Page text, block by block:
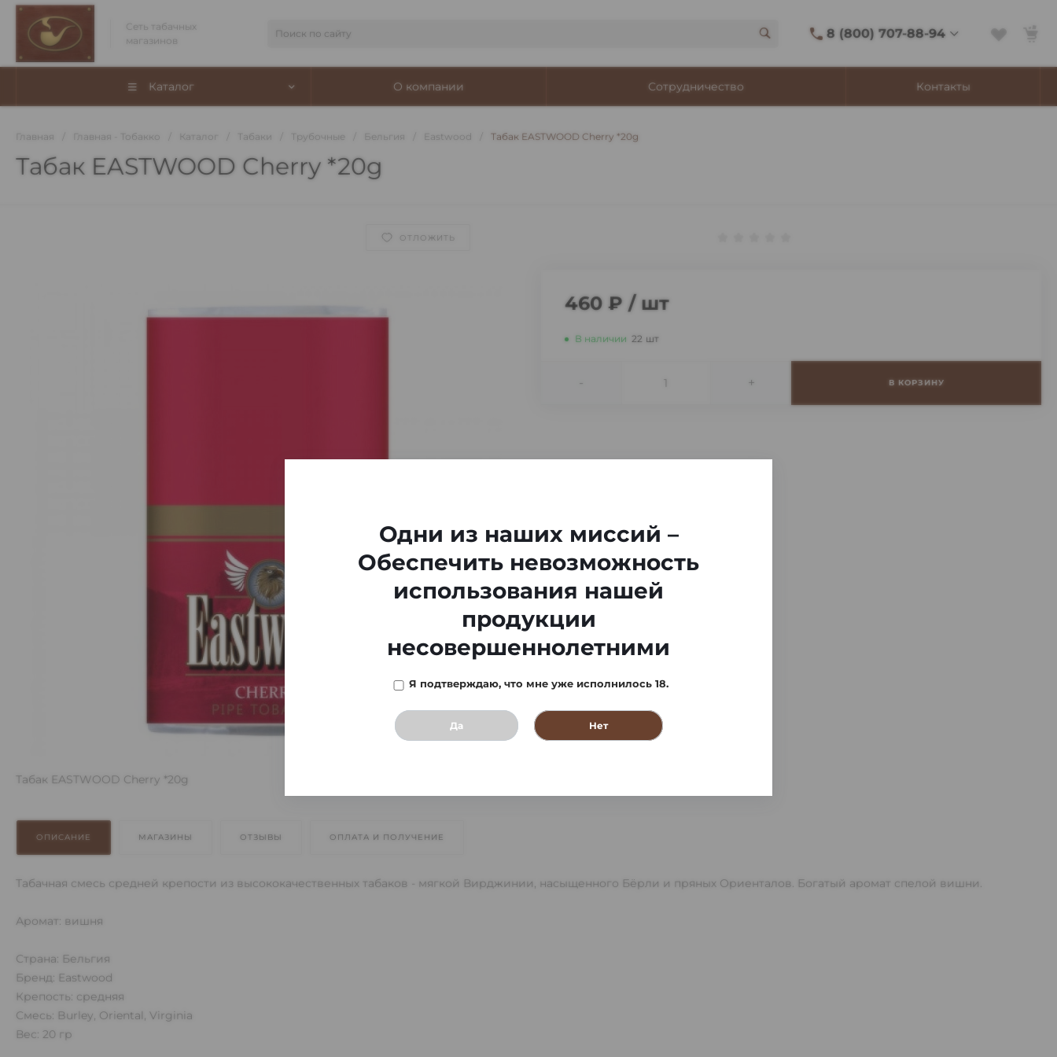
Сеть табачных
магазинов
8 (800) 707-88-94
8 (800) 707-88-94
Адмирала Фокина, 8
Каталог О компании Сотрудничество Контакты
Главная Главная - Тобакко Каталог Табаки Трубочные Бельгия Eastwood Табак EASTWOOD Cherry *20g
Табак EASTWOOD Cherry *20g
ОТЛОЖИТЬ
Табак EASTWOOD Cherry *20g
460 ₽ / шт
В наличии 22 шт
- + В КОРЗИНУ
ОПИСАНИЕ МАГАЗИНЫ ОТЗЫВЫ ОПЛАТА И ПОЛУЧЕНИЕ
Табачная смесь средней крепости из высококачественных табаков - мягкой Вирджинии, насыщенного Бёрли и пряных Ориенталов. Богатый аромат спелой вишни.
Аромат: вишня
Страна: Бельгия
Бренд: Eastwood
Крепость: средняя
Смесь: Burley, Oriental, Virginia
Вес: 20 гр
Одни из наших миссий –
Обеспечить невозможность
использования нашей
продукции
несовершеннолетними
Я подтверждаю, что мне уже исполнилось 18.
Да Нет